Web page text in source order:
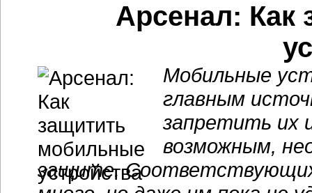
Арсенал: Как
Мобильные
главным
запретить их
возможным,
защите.